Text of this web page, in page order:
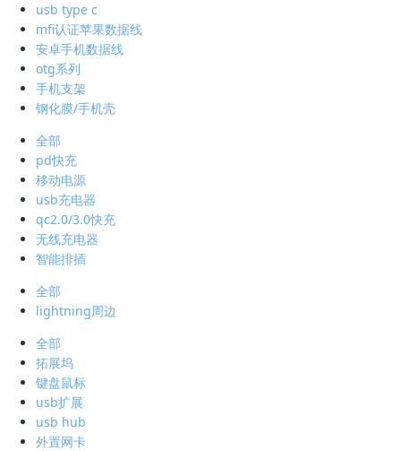
usb type c
mfi认证苹果数据线
安卓手机数据线
otg系列
手机支架
钢化膜/手机壳
全部
pd快充
移动电源
usb充电器
qc2.0/3.0快充
无线充电器
智能排插
全部
lightning周边
全部
拓展坞
键盘鼠标
usb扩展
usb hub
外置网卡